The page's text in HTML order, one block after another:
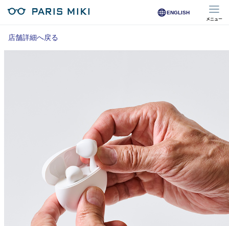
ENGLISH
メニュー
マイページ
※オンラインで会員登録された方
店舗検索/来店予約
商品を探す
メガネ
店舗詳細へ戻る